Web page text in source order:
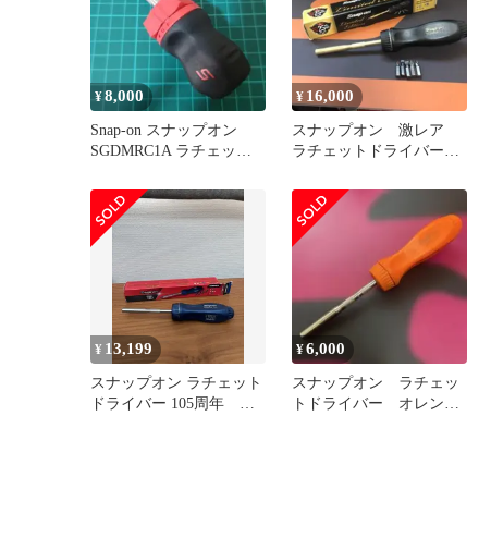
¥8,000
Snap-on スナップオン
SGDMRC1A ラチェット
¥ 16,000
スナップオン 激レア
ラチェットドライバー
品
¥ 13,199
スナップオン ラチェット
ドライバー 105周年
¥6,000
スナップオン ラチェッ
トドライバー オレン